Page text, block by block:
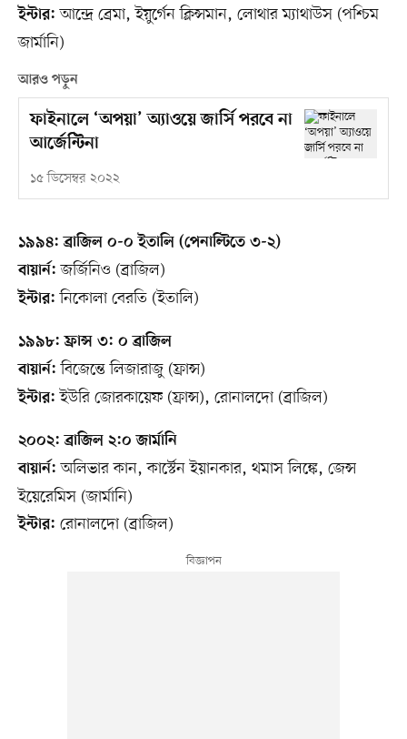
ইন্টার: আন্দ্রে ব্রেমা, ইয়ুর্গেন ক্লিন্সমান, লোথার ম্যাথাউস (পশ্চিম
জার্মানি)
আরও পড়ুন
ফাইনালে ‘অপয়া’ অ্যাওয়ে জার্সি পরবে না
আর্জেন্টিনা
১৫ ডিসেম্বর ২০২২
১৯৯৪: ব্রাজিল ০-০ ইতালি (পেনাল্টিতে ৩-২)
বায়ার্ন: জর্জিনিও (ব্রাজিল)
ইন্টার: নিকোলা বেরতি (ইতালি)
১৯৯৮: ফ্রান্স ৩: ০ ব্রাজিল
বায়ার্ন: বিজেন্তে লিজারাজু (ফ্রান্স)
ইন্টার: ইউরি জোরকায়েফ (ফ্রান্স), রোনালদো (ব্রাজিল)
২০০২: ব্রাজিল ২:০ জার্মানি
বায়ার্ন: অলিভার কান, কার্স্টেন ইয়ানকার, থমাস লিঙ্কে, জেন্স
ইয়েরেমিস (জার্মানি)
ইন্টার: রোনালদো (ব্রাজিল)